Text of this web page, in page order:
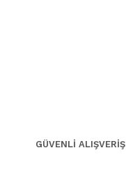
GÜVENLİ ALIŞVERİŞ